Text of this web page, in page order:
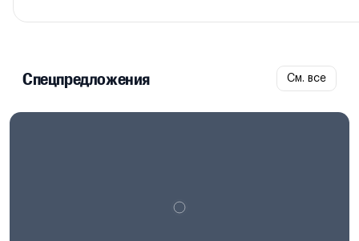
Спецпредложения См. все